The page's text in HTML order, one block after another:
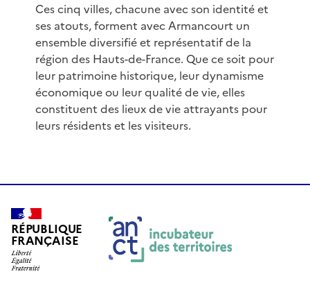
Ces cinq villes, chacune avec son identité et
ses atouts, forment avec Armancourt un
ensemble diversifié et représentatif de la
région des Hauts-de-France. Que ce soit pour
leur patrimoine historique, leur dynamisme
économique ou leur qualité de vie, elles
constituent des lieux de vie attrayants pour
leurs résidents et les visiteurs.
RÉPUBLIQUE
FRANÇAISE